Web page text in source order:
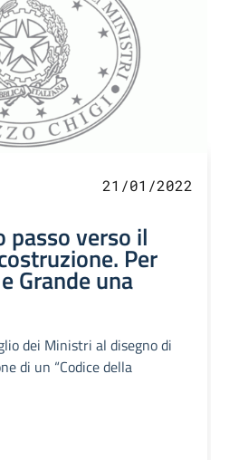
21/01/2022
passo verso il
Per
Grande una
dei Ministri al disegno di
di un “Codice della